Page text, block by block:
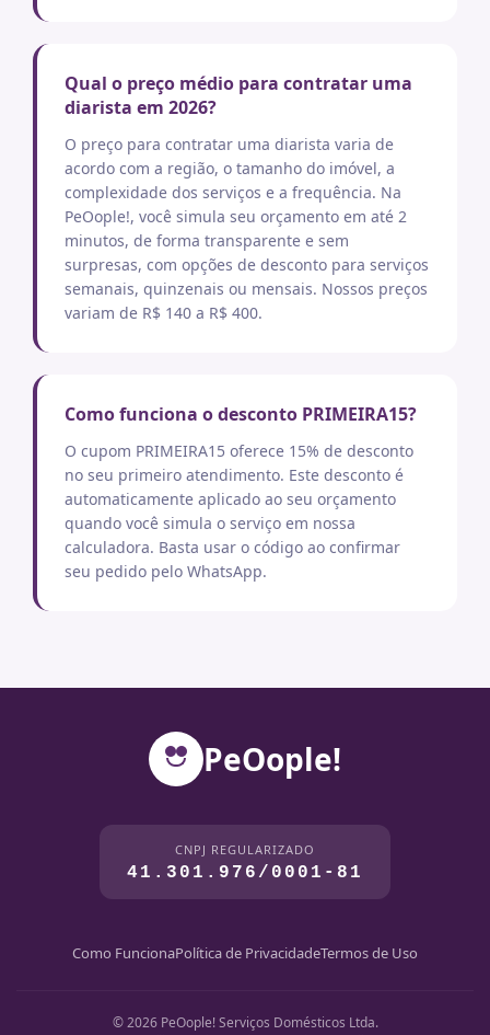
Qual o preço médio para contratar uma
diarista em 2026?
O preço para contratar uma diarista varia de
acordo com a região, o tamanho do imóvel, a
complexidade dos serviços e a frequência. Na
PeOople!, você simula seu orçamento em até 2
minutos, de forma transparente e sem
surpresas, com opções de desconto para serviços
semanais, quinzenais ou mensais. Nossos preços
variam de R$ 140 a R$ 400.
Como funciona o desconto PRIMEIRA15?
O cupom PRIMEIRA15 oferece 15% de desconto
no seu primeiro atendimento. Este desconto é
automaticamente aplicado ao seu orçamento
quando você simula o serviço em nossa
calculadora. Basta usar o código ao confirmar
seu pedido pelo WhatsApp.
PeOople!
CNPJ REGULARIZADO
41.301.976/0001-81
Como FuncionaPolítica de PrivacidadeTermos de Uso
© 2026 PeOople! Serviços Domésticos Ltda.